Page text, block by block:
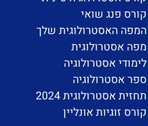
קורס פנג שואי
המפה האסטרולוגית שלך
מפה אסטרולוגית
לימודי אסטרולוגיה
ספר אסטרולוגיה
תחזית אסטרולוגית 2024
קורס זוגיות אונליין